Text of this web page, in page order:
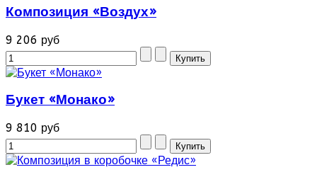
Композиция «Воздух»
9 206 руб
Букет «Монако»
9 810 руб